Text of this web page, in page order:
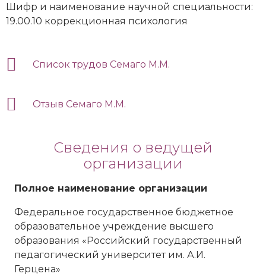
Шифр и наименование научной специальности:
19.00.10 коррекционная психология
Список трудов Семаго М.М.
Отзыв Семаго М.М.
Сведения о ведущей
организации
Полное наименование организации
Федеральное государственное бюджетное
образовательное учреждение высшего
образования «Российский государственный
педагогический университет им. А.И.
Герцена»